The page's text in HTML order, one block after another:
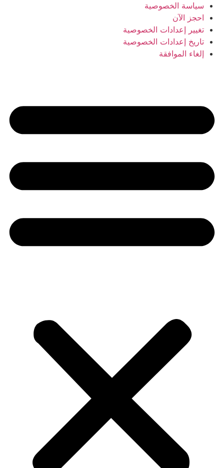
سياسة الخصوصية
احجز الآن
تغيير إعدادات الخصوصية
تاريخ إعدادات الخصوصية
إلغاء الموافقة